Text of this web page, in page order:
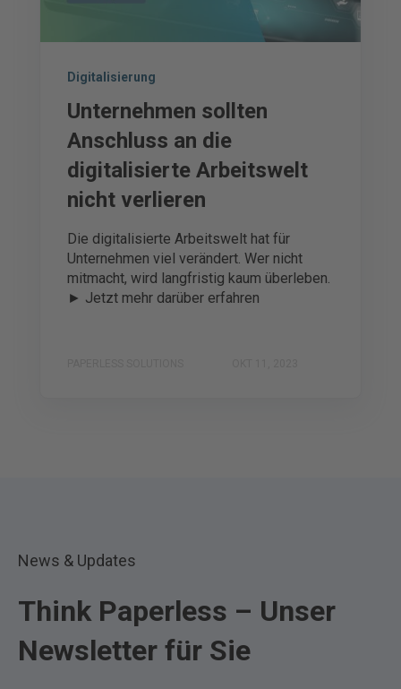
Digitalisierung
Unternehmen sollten
Anschluss an die
digitalisierte Arbeitswelt
nicht verlieren
Die digitalisierte Arbeitswelt hat für
Unternehmen viel verändert. Wer nicht
mitmacht, wird langfristig kaum überleben.
► Jetzt mehr darüber erfahren
News & Updates
Think Paperless – Unser
Newsletter für Sie